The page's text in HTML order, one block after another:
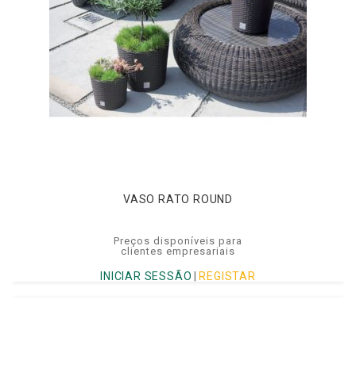
VASO RATO ROUND
Preços disponíveis para
clientes empresariais
INICIAR SESSÃO REGISTAR